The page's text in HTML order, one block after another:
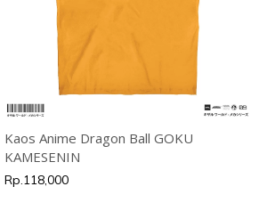
Kaos Anime Dragon Ball GOKU
KAMESENIN
Rp.118,000